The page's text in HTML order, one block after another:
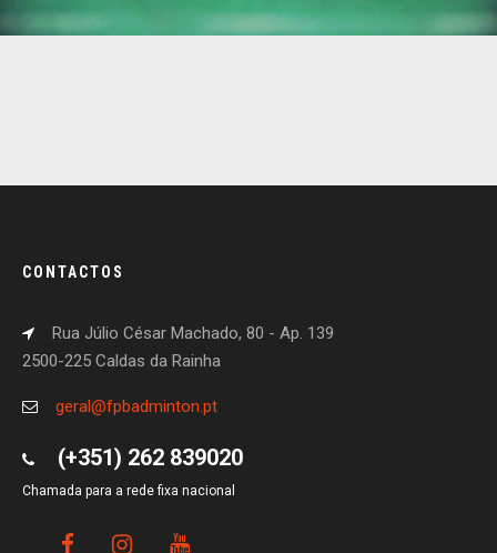
CONTACTOS
Rua Júlio César Machado, 80 - Ap. 139
2500-225 Caldas da Rainha
geral@fpbadminton.pt
(+351) 262 839020
Chamada para a rede fixa nacional